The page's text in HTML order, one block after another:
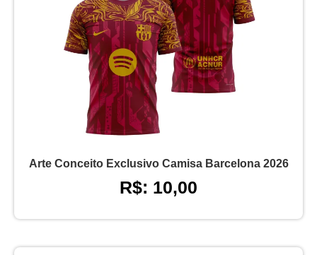
Arte Conceito Exclusivo Camisa Barcelona 2026
R$: 10,00